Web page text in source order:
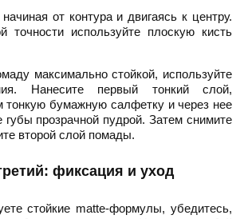
от контура и двигаясь к центру.
точности используйте плоскую кисть
максимально стойкой, используйте
Нанесите первый тонкий слой,
тонкую бумажную салфетку и через нее
губы прозрачной пудрой. Затем снимите
второй слой помады.
фиксация и уход
стойкие matte-формулы, убедитесь,